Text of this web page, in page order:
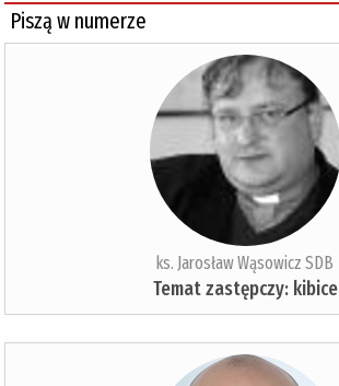
Piszą w numerze
ks. Jarosław Wąsowicz SDB
Temat zastępczy: kibice